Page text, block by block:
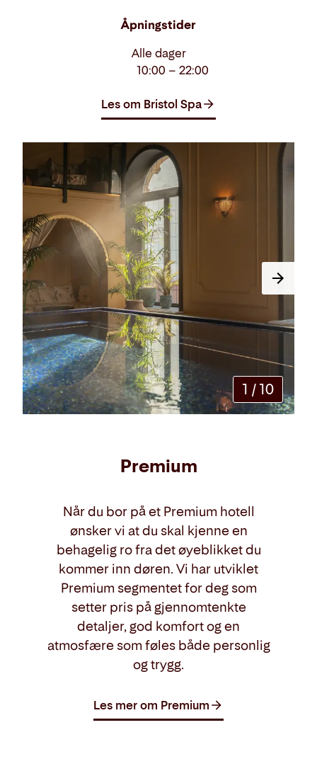
Åpningstider
Alle dager
10:00 – 22:00
Les om Bristol Spa
1 / 10
Premium
Når du bor på et Premium hotell
ønsker vi at du skal kjenne en
behagelig ro fra det øyeblikket du
kommer inn døren. Vi har utviklet
Premium segmentet for deg som
setter pris på gjennomtenkte
detaljer, god komfort og en
atmosfære som føles både personlig
og trygg.
Les mer om Premium